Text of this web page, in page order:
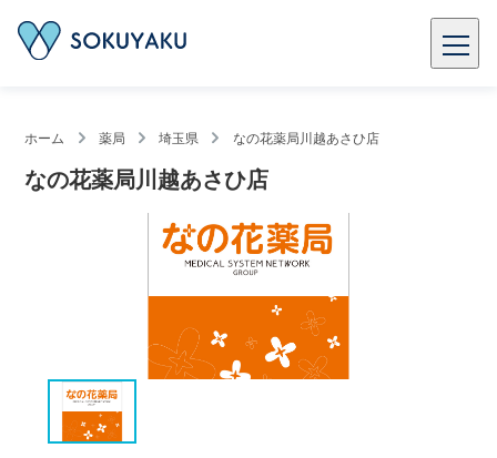
ホーム 薬局 埼玉県 なの花薬局川越あさひ店
なの花薬局川越あさひ店